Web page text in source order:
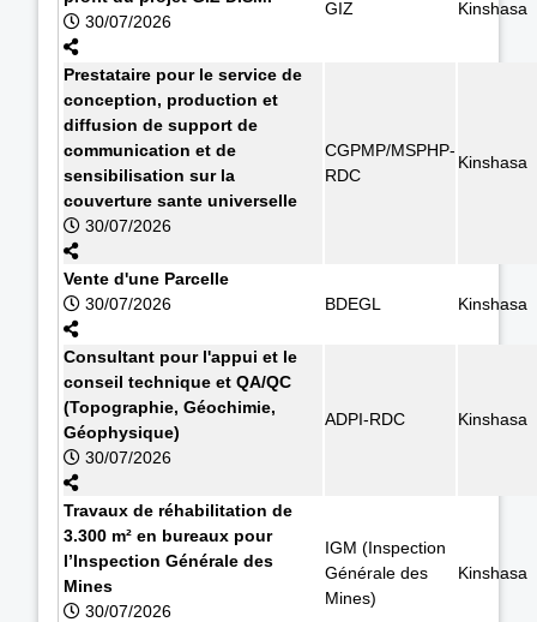
30/07/2026
GIZ Kinshasa
Prestataire pour le service de
conception, production et
diffusion de support de
communication et de
sensibilisation sur la
couverture sante universelle
30/07/2026
CGPMP/MSPHP-
RDC
Kinshasa
Vente d'une Parcelle
30/07/2026
BDEGL Kinshasa
Consultant pour l'appui et le
conseil technique et QA/QC
(Topographie, Géochimie,
Géophysique)
30/07/2026
ADPI-RDC Kinshasa
Travaux de réhabilitation de
3.300 m² en bureaux pour
l’Inspection Générale des
Mines
30/07/2026
IGM (Inspection
Générale des
Mines)
Kinshasa